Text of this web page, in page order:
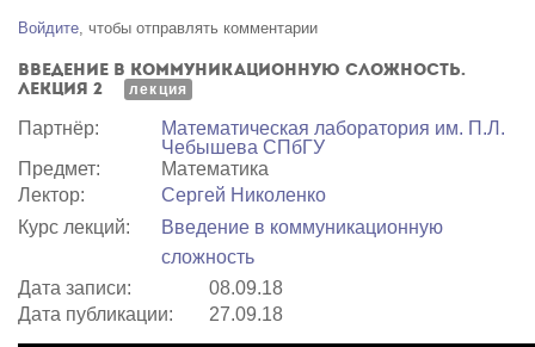
Courses in English
Войти
Войдите, чтобы отправлять комментарии
Введение в коммуникационную сложность.
Лекция 2
лекция
Партнёр:
Математичеcкая лаборатория им. П.Л.
Чебышева СПбГУ
Предмет:
Математика
Лектор:
Сергей Николенко
Курс лекций:
Введение в коммуникационную
сложность
Дата записи:
08.09.18
Дата публикации:
27.09.18